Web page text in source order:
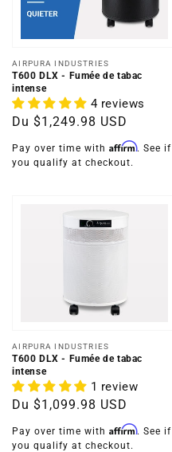
Distributeur :
AIRPURA INDUSTRIES
T600 DLX - Fumée de tabac
intense
4 reviews
Prix
habituel
Du $1,249.98 USD
Pay over time with Affirm. See if
you qualify at checkout.
Distributeur :
AIRPURA INDUSTRIES
T600 DLX - Fumée de tabac
intense
1 review
Prix
Du $1,099.98 USD
Pay over time with Affirm. See if
you qualify at checkout.